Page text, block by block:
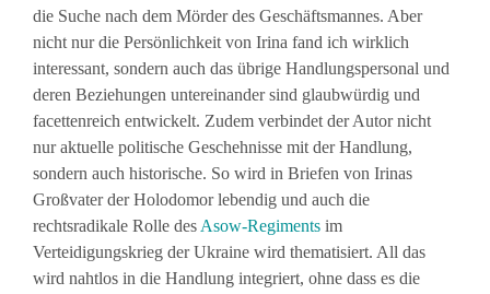
die Suche nach dem Mörder des Geschäftsmannes. Aber
nicht nur die Persönlichkeit von Irina fand ich wirklich
interessant, sondern auch das übrige Handlungspersonal und
deren Beziehungen untereinander sind glaubwürdig und
facettenreich entwickelt. Zudem verbindet der Autor nicht
nur aktuelle politische Geschehnisse mit der Handlung,
sondern auch historische. So wird in Briefen von Irinas
Großvater der Holodomor lebendig und auch die
rechtsradikale Rolle des Asow-Regiments im
Verteidigungskrieg der Ukraine wird thematisiert. All das
wird nahtlos in die Handlung integriert, ohne dass es die